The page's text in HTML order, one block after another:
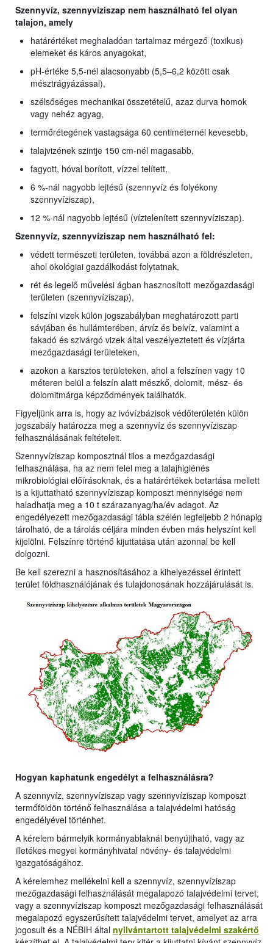
Szennyvíz, szennyvíziszap nem használható fel olyan
talajon, amely
határértéket meghaladóan tartalmaz mérgező (toxikus)
elemeket és káros anyagokat,
pH-értéke 5,5-nél alacsonyabb (5,5–6,2 között csak
mésztrágyázással),
szélsőséges mechanikai összetételű, azaz durva homok
vagy nehéz agyag,
termőrétegének vastagsága 60 centiméternél kevesebb,
talajvizének szintje 150 cm-nél magasabb,
fagyott, hóval borított, vízzel telített,
6 %-nál nagyobb lejtésű (szennyvíz és folyékony
szennyvíziszap),
12 %-nál nagyobb lejtésű (víztelenített szennyvíziszap).
Szennyvíz, szennyvíziszap nem használható fel:
védett természeti területen, továbbá azon a földrészleten,
ahol ökológiai gazdálkodást folytatnak,
rét és legelő művelési ágban hasznosított mezőgazdasági
területen (szennyvíziszap),
felszíni vizek külön jogszabályban meghatározott parti
sávjában és hullámterében, árvíz és belvíz, valamint a
fakadó és szivárgó vizek által veszélyeztetett és vízjárta
mezőgazdasági területeken,
azokon a karsztos területeken, ahol a felszínen vagy 10
méteren belül a felszín alatt mészkő, dolomit, mész- és
dolomitmárga képződmények találhatók.
Figyeljünk arra is, hogy az ivóvízbázisok védőterületén külön
jogszabály határozza meg a szennyvíz és szennyvíziszap
felhasználásának feltételeit.
Szennyvíziszap komposztnál tilos a mezőgazdasági
felhasználása, ha az nem felel meg a talajhigiénés
mikrobiológiai előírásoknak, és a határértékek betartása mellett
is a kijuttatható szennyvíziszap komposzt mennyisége nem
haladhatja meg a 10 t szárazanyag/ha/év adagot. Az
engedélyezett mezőgazdasági tábla szélén legfeljebb 2 hónapig
tárolható, de a tárolás céljára minden évben más helyszínt kell
kijelölni. Felszínre történő kijuttatása után azonnal be kell
dolgozni.
Be kell szerezni a hasznosításához a kihelyezéssel érintett
terület földhasználójának és tulajdonosának hozzájárulását is.
Hogyan kaphatunk engedélyt a felhasználásra?
A szennyvíz, szennyvíziszap vagy szennyvíziszap komposzt
termőföldön történő felhasználása a talajvédelmi hatóság
engedélyével történhet.
A kérelem bármelyik kormányablaknál benyújtható, vagy az
illetékes megyei kormányhivatal növény- és talajvédelmi
igazgatóságához.
A kérelemhez mellékelni kell a szennyvíz, szennyvíziszap
mezőgazdasági felhasználását megalapozó talajvédelmi tervet,
vagy a szennyvíziszap komposzt mezőgazdasági felhasználását
megalapozó egyszerűsített talajvédelmi tervet, amelyet az arra
jogosult és a NÉBIH által nyilvántartott talajvédelmi szakértő